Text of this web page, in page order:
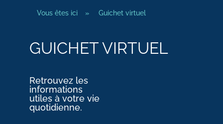
Vous êtes ici » Guichet virtuel
GUICHET VIRTUEL
Retrouvez les
informations
utiles à votre vie
quotidienne.